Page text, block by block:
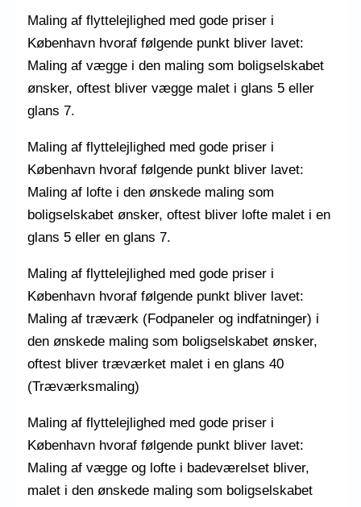
Maling af flyttelejlighed med gode priser i
København hvoraf følgende punkt bliver lavet:
Maling af vægge i den maling som boligselskabet
ønsker, oftest bliver vægge malet i glans 5 eller
glans 7.
Maling af flyttelejlighed med gode priser i
København hvoraf følgende punkt bliver lavet:
Maling af lofte i den ønskede maling som
boligselskabet ønsker, oftest bliver lofte malet i en
glans 5 eller en glans 7.
Maling af flyttelejlighed med gode priser i
København hvoraf følgende punkt bliver lavet:
Maling af træværk (Fodpaneler og indfatninger) i
den ønskede maling som boligselskabet ønsker,
oftest bliver træværket malet i en glans 40
(Træværksmaling)
Maling af flyttelejlighed med gode priser i
København hvoraf følgende punkt bliver lavet:
Maling af vægge og lofte i badeværelset bliver,
malet i den ønskede maling som boligselskabet